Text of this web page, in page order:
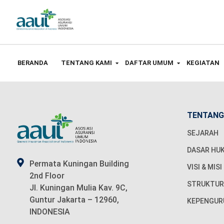
BERANDA TENTANG KAMI DAFTAR UMUM KEGIATAN
Permata Kuningan Building
2nd Floor
Jl. Kuningan Mulia Kav. 9C,
Guntur Jakarta – 12960,
INDONESIA
SEJARAH
DASAR
VISI & MISI